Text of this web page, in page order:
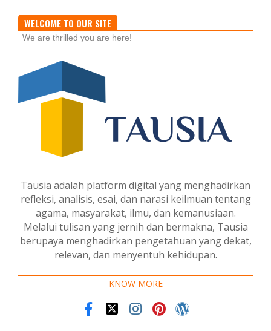
WELCOME TO OUR SITE
We are thrilled you are here!
Tausia adalah platform digital yang menghadirkan
refleksi, analisis, esai, dan narasi keilmuan tentang
agama, masyarakat, ilmu, dan kemanusiaan.
Melalui tulisan yang jernih dan bermakna, Tausia
berupaya menghadirkan pengetahuan yang dekat,
relevan, dan menyentuh kehidupan.
KNOW MORE